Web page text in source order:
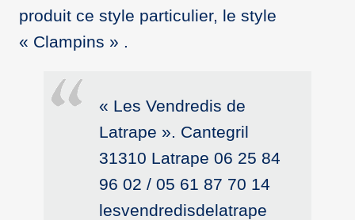
produit ce style particulier, le style
« Clampins » .
« Les Vendredis de
Latrape ». Cantegril
31310 Latrape 06 25 84
96 02 / 05 61 87 70 14
lesvendredisdelatrape